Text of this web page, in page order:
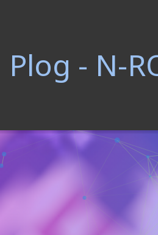
Plog - N-